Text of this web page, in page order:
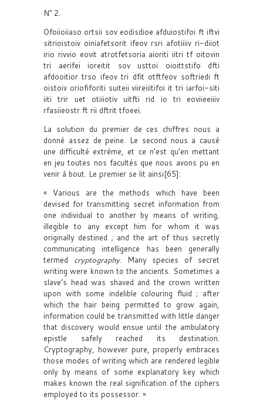
N° 2.
Ofoiioiiaso ortsii sov eodisdioe afduiostifoi ft iftvi
sitrioistoiv oiniafetsorit ifeov rsri afotiiiiv ri-diiot
irio rivvio eovit atrotfetsoria aioriti iitri tf oitovin
tri aerifei ioreitit sov usttoi oioittstifo dfti
afdooitior trso ifeov tri dfit otftfeov softriedi ft
oistoiv oriofiforiti suiteii viireiiitifoi it tri iarfoi-siti
iiti trir uet otiiiotiv uitfti rid io tri eoviieeiiiv
rfasiieostr ft rii dftrit tfoeei.
La solution du premier de ces chiffres nous a
donné assez de peine. Le second nous a causé
une difficulté extrême, et ce n’est qu’en mettant
en jeu toutes nos facultés que nous avons pu en
venir à bout. Le premier se lit ainsi[65]:
« Various are the methods which have been
devised for transmitting secret information from
one individual to another by means of writing,
illegible to any except him for whom it was
originally destined ; and the art of thus secretly
communicating intelligence has been generally
termed cryptography. Many species of secret
writing were known to the ancients. Sometimes a
slave’s head was shaved and the crown written
upon with some indelible colouring fluid ; after
which the hair being permitted to grow again,
information could be transmitted with little danger
that discovery would ensue until the ambulatory
epistle safely reached its destination.
Cryptography, however pure, properly embraces
those modes of writing which are rendered legible
only by means of some explanatory key which
makes known the real signification of the ciphers
employed to its possessor. »